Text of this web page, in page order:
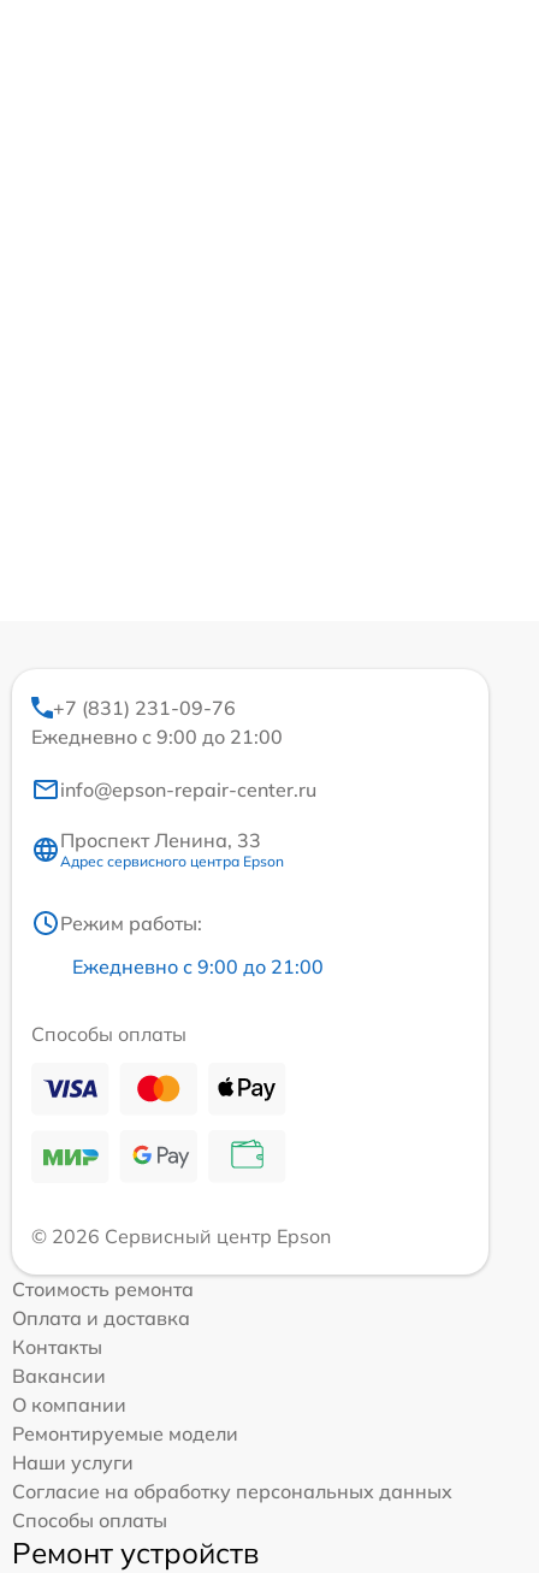
+7 (831) 231-09-76
Ежедневно с 9:00 до 21:00
info@epson-repair-center.ru
Проспект Ленина, 33
Адрес сервисного центра Epson
Режим работы:
Ежедневно с 9:00 до 21:00
Способы оплаты
© 2026 Сервисный центр Epson
Стоимость ремонта
Оплата и доставка
Контакты
Вакансии
О компании
Ремонтируемые модели
Наши услуги
Согласие на обработку персональных данных
Способы оплаты
Ремонт устройств